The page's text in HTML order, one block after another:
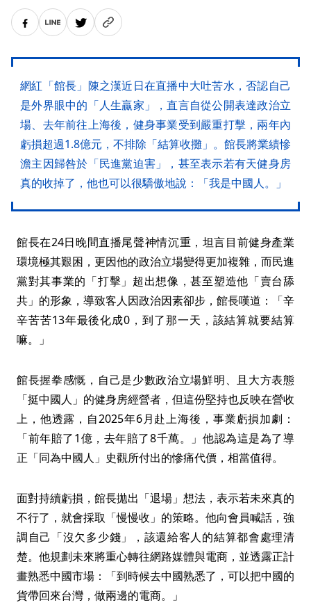
網紅「館長」陳之漢近日在直播中大吐苦水，否認自己
是外界眼中的「人生贏家」，直言自從公開表達政治立
場、去年前往上海後，健身事業受到嚴重打擊，兩年內
虧損超過1.8億元，不排除「結算收攤」。館長將業績慘
澹主因歸咎於「民進黨迫害」，甚至表示若有天健身房
真的收掉了，他也可以很驕傲地說：「我是中國人。」
館長在24日晚間直播尾聲神情沉重，坦言目前健身產業
環境極其艱困，更因他的政治立場變得更加複雜，而民進
黨對其事業的「打擊」超出想像，甚至塑造他「賣台舔
共」的形象，導致客人因政治因素卻步，館長嘆道：「辛
辛苦苦13年最後化成0，到了那一天，該結算就要結算
嘛。」
館長握拳感慨，自己是少數政治立場鮮明、且大方表態
「挺中國人」的健身房經營者，但這份堅持也反映在營收
上，他透露，自2025年6月赴上海後，事業虧損加劇：
「前年賠了1億，去年賠了8千萬。」他認為這是為了導
正「同為中國人」史觀所付出的慘痛代價，相當值得。
面對持續虧損，館長拋出「退場」想法，表示若未來真的
不行了，就會採取「慢慢收」的策略。他向會員喊話，強
調自己「沒欠多少錢」，該還給客人的結算都會處理清
楚。他規劃未來將重心轉往網路媒體與電商，並透露正計
畫熟悉中國市場：「到時候去中國熟悉了，可以把中國的
貨帶回來台灣，做兩邊的電商。」